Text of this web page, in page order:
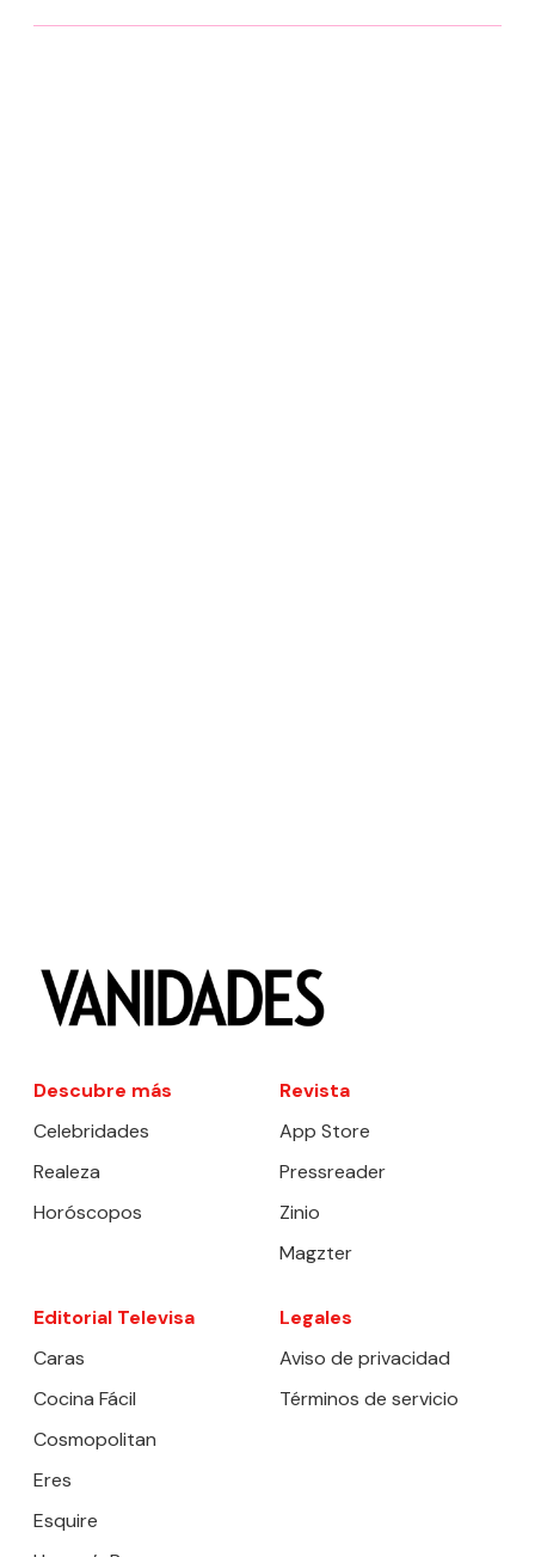
Descubre más
Celebridades
Realeza
Horóscopos
Revista
App Store
Pressreader
Zinio
Magzter
Editorial Televisa
Caras
Cocina Fácil
Cosmopolitan
Eres
Esquire
Legales
Aviso de privacidad
Términos de servicio